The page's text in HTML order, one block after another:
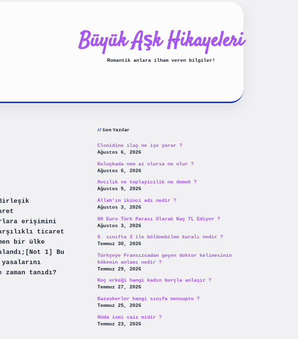
Büyük Aşk Hikayeleri
Romantik anlara ilham veren bilgiler!
erişimini
ticaret
bir ülke
1] Bu
tanıdı?
Son Yazılar
Clonidine ilaç ne işe yarar ?
Ağustos 6, 2026
Kuluçkada nem az olursa ne olur ?
Ağustos 6, 2026
Avcılık ve toplayicilik ne demek ?
Ağustos 5, 2026
Allah’ın ikinci adı nedir ?
Ağustos 3, 2026
80 Euro Türk Parası Olarak Kaç TL Ediyor ?
Ağustos 3, 2026
6. sınıfta 3 ile bölünebilme kuralı nedir ?
Temmuz 30, 2026
Türkçeye Fransızcadan geçen doktor kelimesinin
kökenin anlamı nedir ?
Temmuz 29, 2026
Koç erkeği hangi kadın burçla anlaşır ?
Temmuz 27, 2026
Kazaskerler hangi sınıfa mensuptu ?
Temmuz 25, 2026
Hüda ismi caiz midir ?
Temmuz 23, 2026